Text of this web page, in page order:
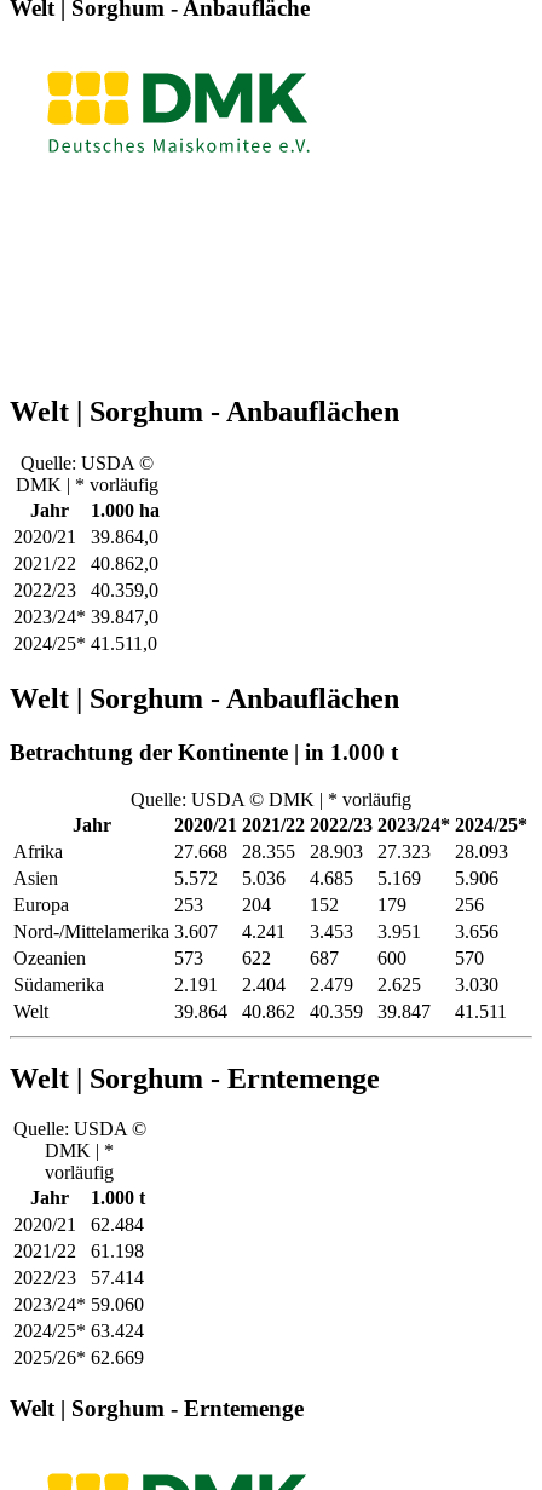
Welt | Sorghum - Anbaufläche
Welt | Sorghum - Anbauflächen
Quelle: USDA ©
DMK | * vorläufig
Jahr
1.000 ha
2020/21
39.864,0
2021/22
40.862,0
2022/23
40.359,0
2023/24* 39.847,0
2024/25* 41.511,0
Welt | Sorghum - Anbauflächen
Betrachtung der Kontinente | in 1.000 t
Quelle: USDA © DMK | * vorläufig
Jahr
2020/21 2021/22 2022/23 2023/24* 2024/25*
Afrika
27.668 28.355 28.903 27.323
28.093
Asien
5.572 5.036 4.685 5.169
5.906
Europa
253 204 152 179
256
Nord-/Mittelamerika 3.607 4.241 3.453 3.951
3.656
Ozeanien
573 622 687 600
570
Südamerika
2.191 2.404 2.479 2.625
3.030
Welt
39.864 40.862 40.359 39.847 41.511
Welt | Sorghum - Erntemenge
Quelle: USDA ©
DMK | *
vorläufig
Jahr
1.000 t
2020/21
62.484
2021/22
61.198
2022/23
57.414
2023/24* 59.060
2024/25* 63.424
2025/26* 62.669
Welt | Sorghum - Erntemenge